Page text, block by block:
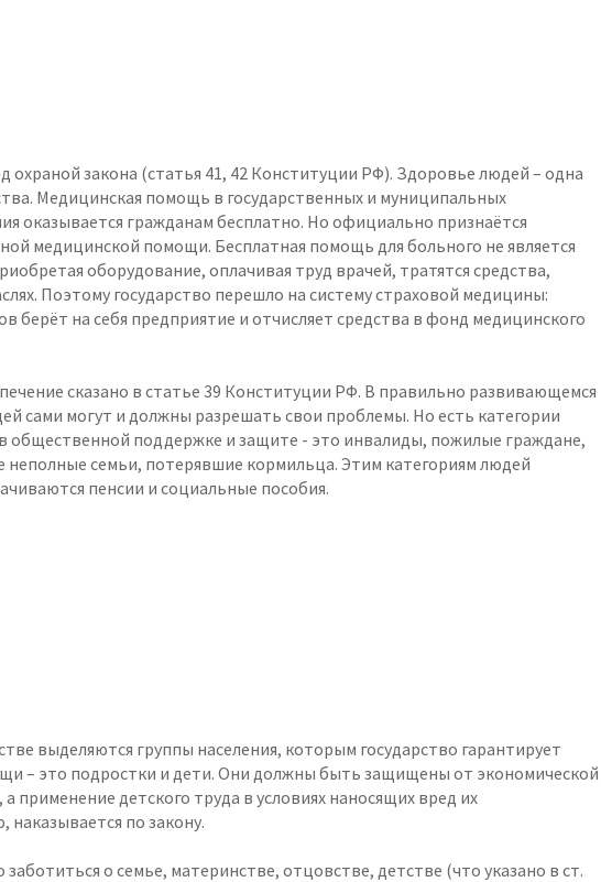
охраной закона (статья 41, 42 Конституции РФ). Здоровье людей – одна
Медицинская помощь в государственных и муниципальных
оказывается гражданам бесплатно. Но официально признаётся
медицинской помощи. Бесплатная помощь для больного не является
оборудование, оплачивая труд врачей, тратятся средства,
Поэтому государство перешло на систему страховой медицины:
берёт на себя предприятие и отчисляет средства в фонд медицинского
сказано в статье 39 Конституции РФ. В правильно развивающемся
сами могут и должны разрешать свои проблемы. Но есть категории
общественной поддержке и защите - это инвалиды, пожилые граждане,
неполные семьи, потерявшие кормильца. Этим категориям людей
пенсии и социальные пособия.
выделяются группы населения, которым государство гарантирует
– это подростки и дети. Они должны быть защищены от экономической
применение детского труда в условиях наносящих вред их
по закону.
заботиться о семье, материнстве, отцовстве, детстве (что указано в ст.